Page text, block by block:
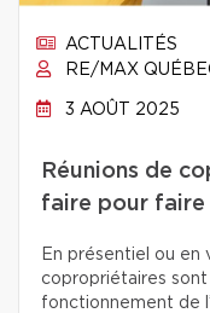
ACTUALITÉS
RE/MAX
3 AOÛT 2025
Réunions de
faire pour faire
En présentiel ou en
copropriétaires
fonctionnement de